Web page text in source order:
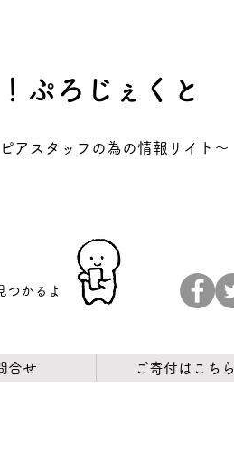
ぷろじぇくと
アスタッフの為の情報サイト～
つかるよ
合せ ご寄付はこちら